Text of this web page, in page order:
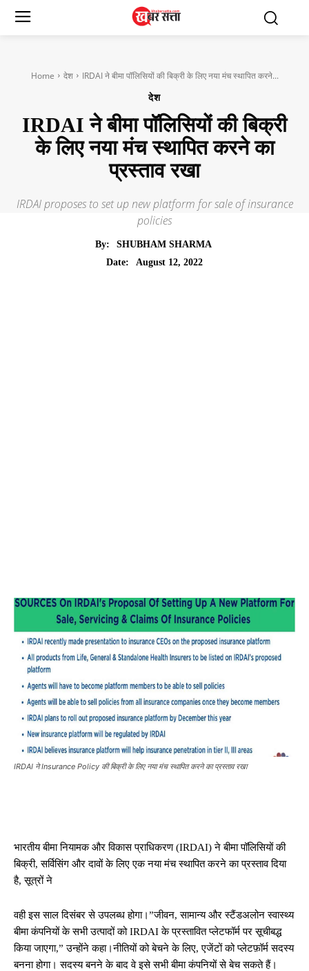
Home देश IRDAI ने बीमा पॉलिसियों की बिक्री के लिए नया मंच स्थापित करने...
देश
IRDAI ने बीमा पॉलिसियों की बिक्री
के लिए नया मंच स्थापित करने का
प्रस्ताव रखा
IRDAI proposes to set up new platform for sale of insurance
policies
By:
SHUBHAM SHARMA
Date:
August 12, 2022
IRDAI ने Insurance Policy की बिक्री के लिए नया मंच स्थापित करने का प्रस्ताव रखा
भारतीय बीमा नियामक और विकास प्राधिकरण (IRDAI) ने बीमा पॉलिसियों की
बिक्री, सर्विसिंग और दावों के लिए एक नया मंच स्थापित करने का प्रस्ताव दिया
है, सूत्रों ने
वही इस साल दिसंबर से उपलब्ध होगा।”जीवन, सामान्य और स्टैंडअलोन स्वास्थ्य
बीमा कंपनियों के सभी उत्पादों को IRDAI के प्रस्तावित प्लेटफॉर्म पर सूचीबद्ध
किया जाएगा,” उन्होंने कहा।नीतियों को बेचने के लिए, एजेंटों को प्लेटफ़ॉर्म सदस्य
बनना होगा। सदस्य बनने के बाद वे इसे सभी बीमा कंपनियों से बेच सकते हैं।